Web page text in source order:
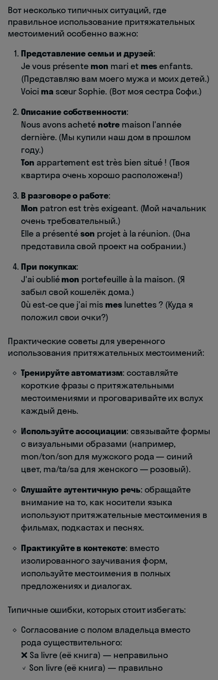
Вот несколько типичных ситуаций, где
правильное использование притяжательных
местоимений особенно важно:
Представление семьи и друзей:
Je vous présente mon mari et mesenfants.
(Представляю вам моего мужа и моих детей.)
Voici ma sœur Sophie. (Вот моя сестра Софи.)
Описание собственности:
Nous avons acheté notremaison l'année
dernière. (Мы купили наш дом в прошлом
году.)
Ton appartement est très bien situé ! (Твоя
квартира очень хорошо расположена!)
В разговоре о работе:
Mon patron est très exigeant. (Мой начальник
очень требовательный.)
Elle a présentéson projet à la réunion. (Она
представила свой проект на собрании.)
При покупках:
J'ai oubliémon portefeuille à la maison. (Я
забыл свой кошелёк дома.)
Où est-ce que j'ai mis meslunettes ? (Куда я
положил свои очки?)
Практические советы для уверенного
использования притяжательных местоимений:
Тренируйте автоматизм: составляйте
короткие фразы с притяжательными
местоимениями и проговаривайте их вслух
каждый день.
Используйте ассоциации: связывайте формы
с визуальными образами (например,
mon/ton/son для мужского рода — синий
цвет, ma/ta/sa для женского — розовый).
Слушайте аутентичную речь: обращайте
внимание на то, как носители языка
используют притяжательные местоимения в
фильмах, подкастах и песнях.
Практикуйте в контексте: вместо
изолированного заучивания форм,
используйте местоимения в полных
предложениях и диалогах.
Типичные ошибки, которых стоит избегать:
Согласование с полом владельца вместо
рода существительного:
❌ Sa livre (её книга) — неправильно
✓ Son livre (её книга) — правильно